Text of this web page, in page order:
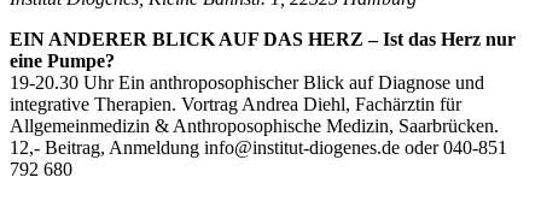
EIN ANDERER BLICK AUF DAS HERZ – Ist das Herz nur
eine Pumpe?
19-20.30 Uhr Ein anthroposophischer Blick auf Diagnose und
integrative Therapien. Vortrag Andrea Diehl, Fachärztin für
Allgemeinmedizin & Anthroposophische Medizin, Saarbrücken.
12,- Beitrag, Anmeldung info@institut-diogenes.de oder 040-851
792 680